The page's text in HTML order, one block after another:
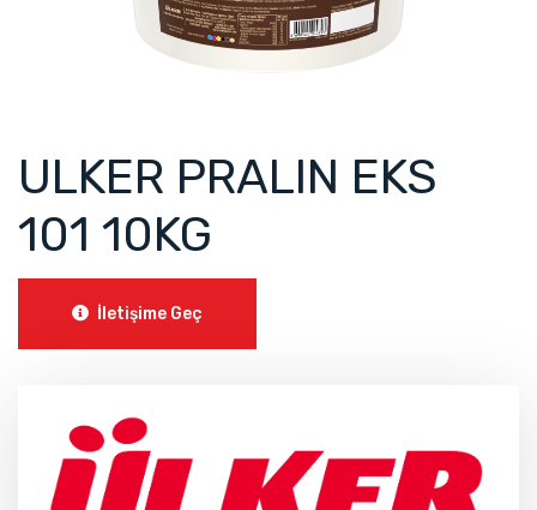
ULKER PRALIN EKS
101 10KG
İletişime Geç